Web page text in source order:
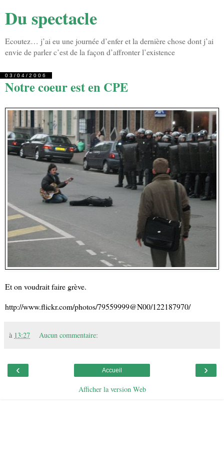
Du spectacle
Ecoutez… j’ai eu une journée d’enfer et la dernière chose dont j’ai
envie de parler c’est de la façon d’affronter l’existence
03/04/2006
Notre coeur est en CPE
Et on voudrait faire grève.
http://www.flickr.com/photos/79559999@N00/122187970/
à 13:27 Aucun commentaire:
‹ ›
Accueil
Afficher la version Web